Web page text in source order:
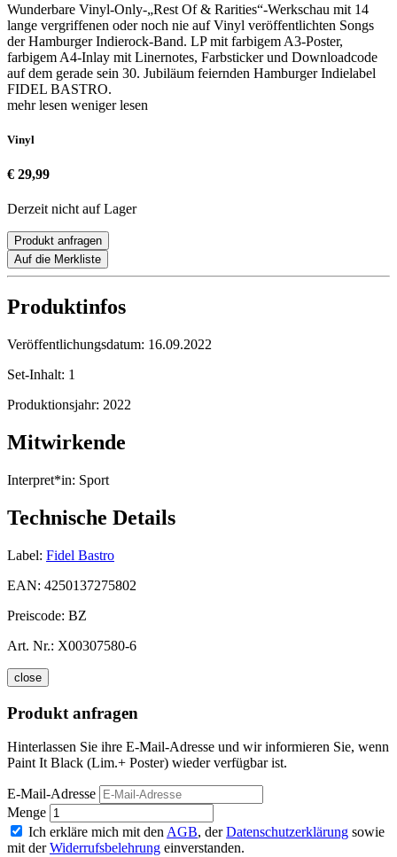
Wunderbare Vinyl-Only-„Rest Of & Rarities“-Werkschau mit 14
lange vergriffenen oder noch nie auf Vinyl veröffentlichten Songs
der Hamburger Indierock-Band. LP mit farbigem A3-Poster,
farbigem A4-Inlay mit Linernotes, Farbsticker und Downloadcode
auf dem gerade sein 30. Jubiläum feiernden Hamburger Indielabel
FIDEL BASTRO.
mehr lesen weniger lesen
Vinyl
€ 29,99
Derzeit nicht auf Lager
Produkt anfragen
Auf die Merkliste
Produktinfos
Veröffentlichungsdatum: 16.09.2022
Set-Inhalt: 1
Produktionsjahr: 2022
Mitwirkende
Interpret*in: Sport
Technische Details
Label: Fidel Bastro
EAN: 4250137275802
Preiscode: BZ
Art. Nr.: X00307580-6
close
Produkt anfragen
Hinterlassen Sie ihre E-Mail-Adresse und wir informieren Sie, wenn
Paint It Black (Lim.+ Poster) wieder verfügbar ist.
E-Mail-Adresse
Menge
Ich erkläre mich mit den AGB, derDatenschutzerklärung sowie
mit derWiderrufsbelehrung einverstanden.